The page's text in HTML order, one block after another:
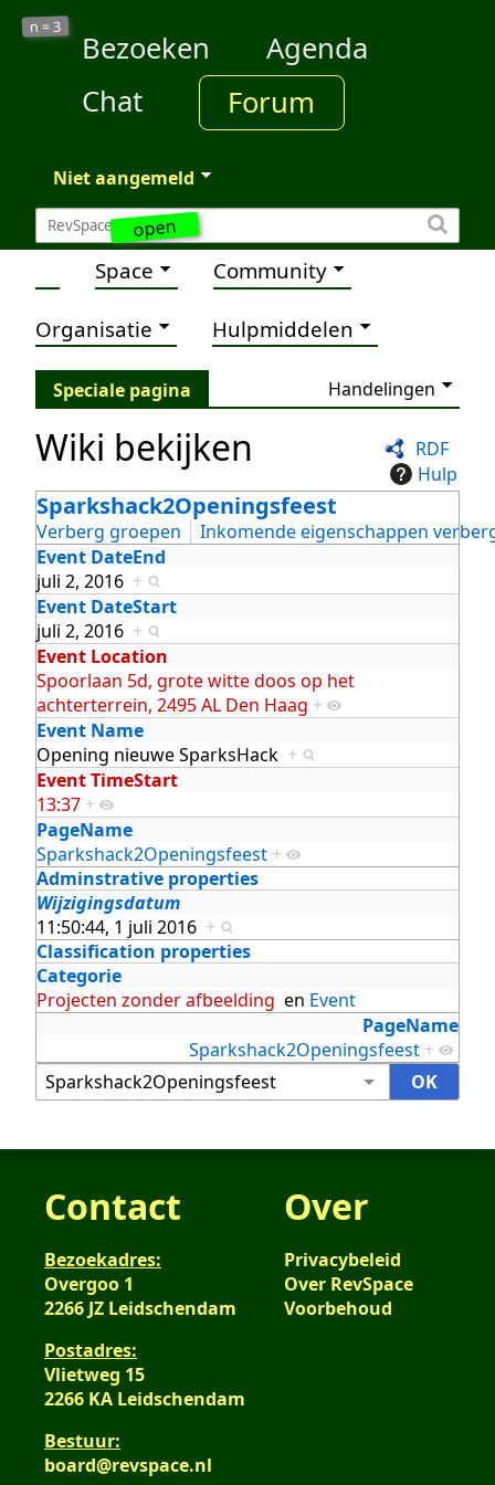
open
n =3
Bezoeken
Agenda
Chat
Forum
Niet aangemeld
Space Community
Organisatie Hulpmiddelen
Speciale pagina Handelingen
RDF
Hulp
Wiki bekijken
Sparkshack2Openingsfeest
Verberg groepen
Inkomende eigenschappen
Event DateEnd
juli 2, 2016 +
Event DateStart
juli 2, 2016 +
Event Location
Spoorlaan 5d, grote witte doos op het
achterterrein, 2495 AL Den Haag +
Event Name
Opening nieuwe SparksHack +
Event TimeStart
13:37 +
PageName
Sparkshack2Openingsfeest +
Adminstrative properties
Wijzigingsdatum
11:50:44, 1 juli 2016 +
Classification properties
Categorie
Projecten zonder afbeelding en Event
PageName
Sparkshack2Openingsfeest +
Contact
Bezoekadres:
Overgoo 1
2266 JZ Leidschendam
Postadres:
Vlietweg 15
2266 KA Leidschendam
Bestuur:
board@revspace.nl
Over
Privacybeleid
Over RevSpace
Voorbehoud